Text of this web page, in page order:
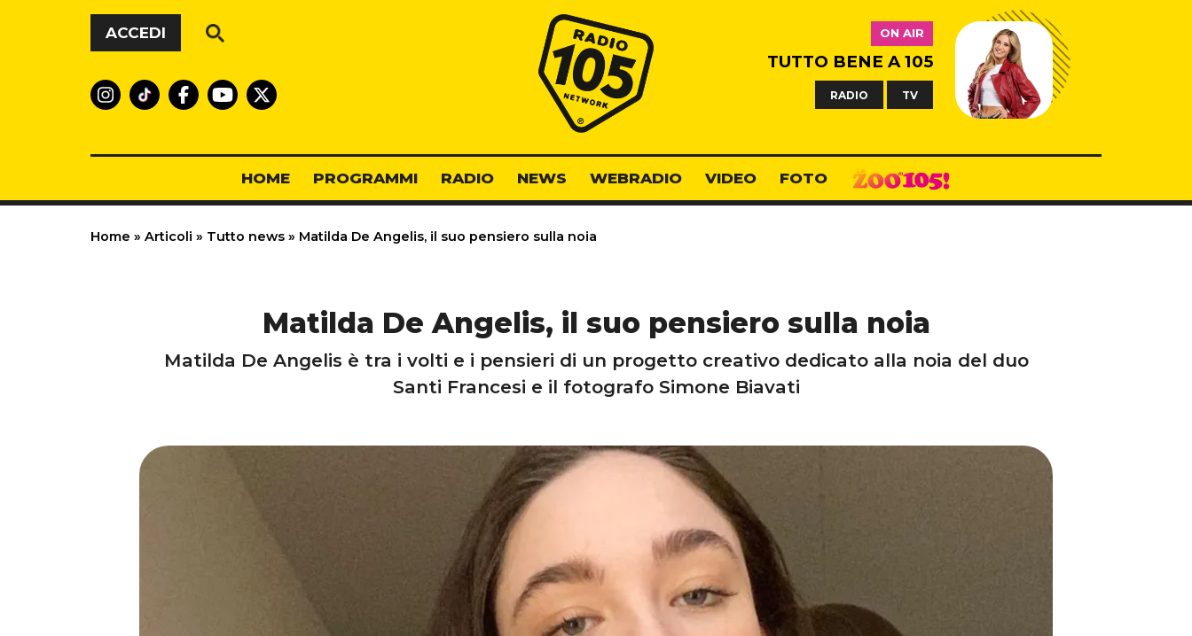
Vai al contenuto
ACCEDI
Radio 105
ON AIR
TUTTO BENE A 105
RADIO TV
HOME PROGRAMMI RADIO NEWS WEBRADIO VIDEO FOTO
Home » Articoli » Tutto news » Matilda De Angelis, il suo pensiero sulla noia
Matilda De Angelis, il suo pensiero sulla noia
Matilda De Angelis è tra i volti e i pensieri di un progetto creativo dedicato alla noia del duo
Santi Francesi e il fotografo Simone Biavati